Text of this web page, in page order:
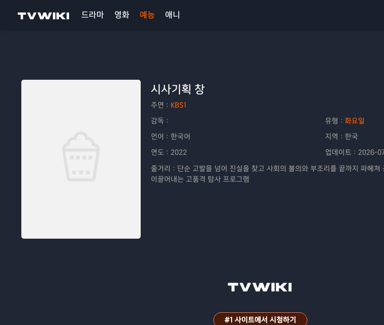
드라마 영화 예능 애니
시사기획 창
주연： KBS1
감독：
유형： 화요일
언어： 한국어 지역： 한국
연도： 2022 업데이트： 2026-
줄거리： 단순 고발을 넘어 진실을 찾고 사회의 불의와 부조리를 끝까지 파헤
이끌어내는 고품격 탐사 프로그램
#1 사이트에서 시청하기